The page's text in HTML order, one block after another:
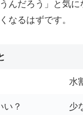
んだろう」と気
なるはずです。
水
い？ 少